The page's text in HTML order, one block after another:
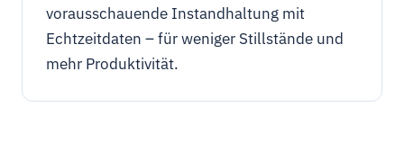
vorausschauende Instandhaltung mit
Echtzeitdaten – für weniger Stillstände und
mehr Produktivität.